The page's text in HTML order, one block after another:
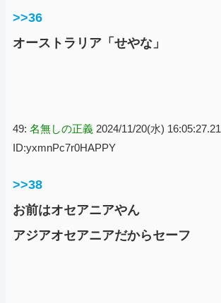
>>36
オーストラリア「せやな」
49: 名無しの正義 2024/11/20(水) 16:05:27.21
ID:yxmnPc7r0HAPPY
>>38
お前はオセアニアやん
アジアオセアニアだからセーフ